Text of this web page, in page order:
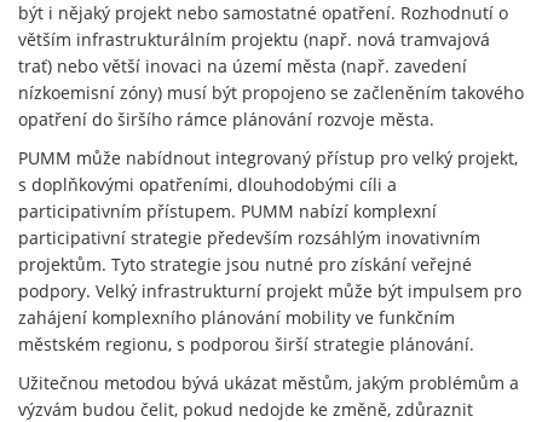
být i nějaký projekt nebo samostatné opatření. Rozhodnutí o
větším infrastrukturálním projektu (např. nová tramvajová
trať) nebo větší inovaci na území města (např. zavedení
nízkoemisní zóny) musí být propojeno se začleněním takového
opatření do širšího rámce plánování rozvoje města.
PUMM může nabídnout integrovaný přístup pro velký projekt,
s doplňkovými opatřeními, dlouhodobými cíli a
participativním přístupem. PUMM nabízí komplexní
participativní strategie především rozsáhlým inovativním
projektům. Tyto strategie jsou nutné pro získání veřejné
podpory. Velký infrastrukturní projekt může být impulsem pro
zahájení komplexního plánování mobility ve funkčním
městském regionu, s podporou širší strategie plánování.
Užitečnou metodou bývá ukázat městům, jakým problémům a
výzvám budou čelit, pokud nedojde ke změně, zdůraznit